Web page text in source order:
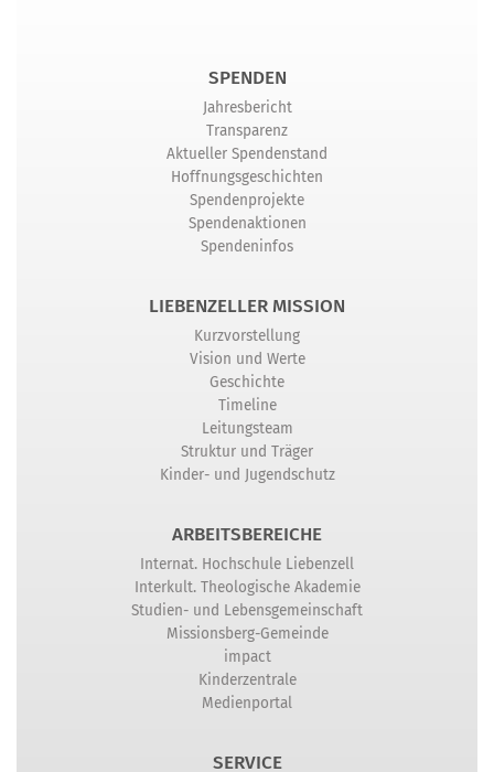
SPENDEN
Jahresbericht
Transparenz
Aktueller Spendenstand
Hoffnungsgeschichten
Spendenprojekte
Spendenaktionen
Spendeninfos
LIEBENZELLER MISSION
Kurzvorstellung
Vision und Werte
Geschichte
Timeline
Leitungsteam
Struktur und Träger
Kinder- und Jugendschutz
ARBEITSBEREICHE
Internat. Hochschule Liebenzell
Interkult. Theologische Akademie
Studien- und Lebensgemeinschaft
Missionsberg-Gemeinde
impact
Kinderzentrale
Medienportal
SERVICE